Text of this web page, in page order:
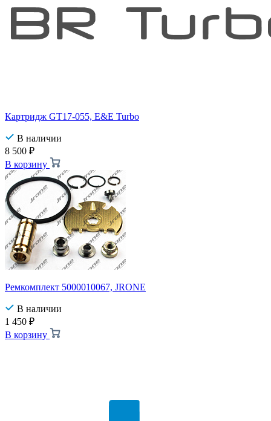
Картридж GT17-055, E&E Turbo
В наличии
8 500 ₽
В корзину
Ремкомплект 5000010067, JRONE
В наличии
1 450 ₽
В корзину